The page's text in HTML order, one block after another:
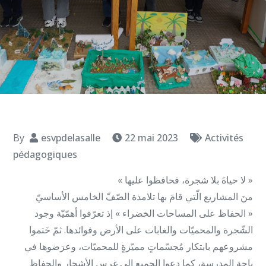
By esvpdelasalle 22 mai 2023
Activités
pédagogiques
« لا حياةَ بلا شجرة، فحافظوا عليها »
منَ المشاريع الّتي قامَ بها تلامذة الصّفّ الخامس الأساسيّ
« الحفاظ على المساحات الخضراء » إذ تعرّفوا أهمّيّة وجود
الشّجرة والمحميّات والغابات على الأرض وفوائدها. ثمّ خَتموا
مشروعهم بابتكار مُجسّماتٍ مميّزةٍ للمحميّات، وعرَضوها في
باحة المدرسة، كما دعوا الجميع إلى غرس الأشجار والحفاظ